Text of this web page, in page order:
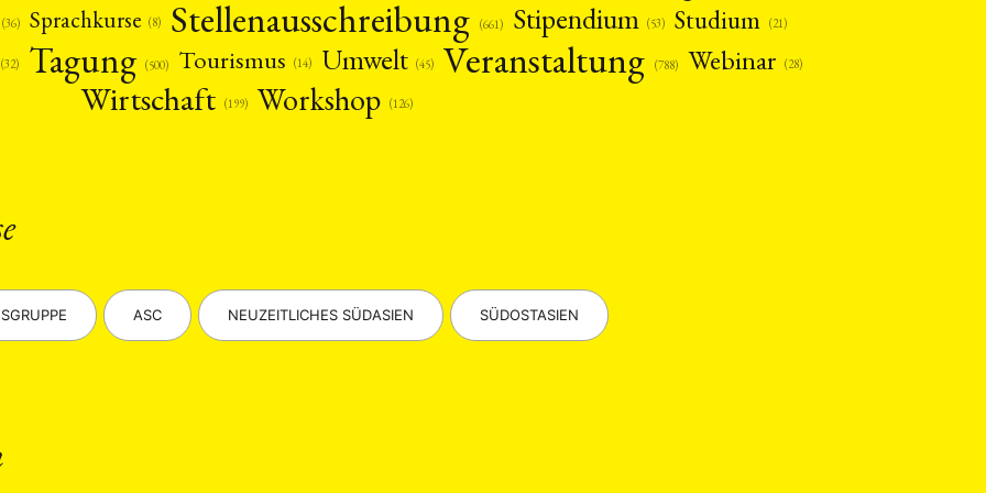
Mitgliedern (4) Art ASIEN (Zeitschrift) (25) Auszeichnung (12) Bericht
(36) Sprachkurse (8) Stellenausschreibung (661) Stipendium (53) Studium (21)
(32) Tagung (500) Tourismus (14) Umwelt (45) Veranstaltung (788) Webinar (28)
Wirtschaft (199) Workshop (126)
ASC NEUZEITLICHES SÜDASIEN SÜDOSTASIEN